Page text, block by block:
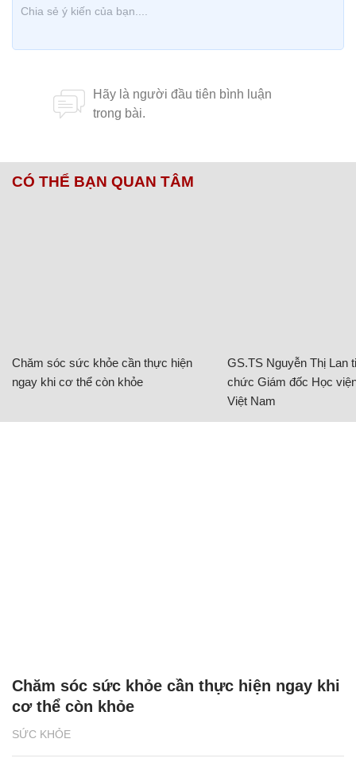
CÓ THỂ BẠN QUAN TÂM
Chăm sóc sức khỏe cần thực hiện
ngay khi cơ thể còn khỏe
GS.TS Nguyễn Thị Lan
chức Giám đốc Học
Việt Nam
SỨC KHỎE
Chăm sóc sức khỏe cần thực hiện ngay khi
cơ thể còn khỏe